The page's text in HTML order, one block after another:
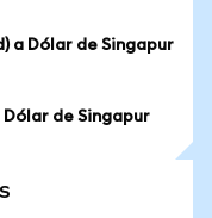
a Dólar de Singapur
de Singapur